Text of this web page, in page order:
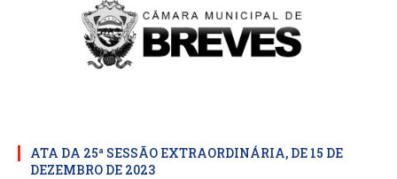
ATA DA 25ª SESSÃO EXTRAORDINÁRIA, DE 15 DE
DEZEMBRO DE 2023